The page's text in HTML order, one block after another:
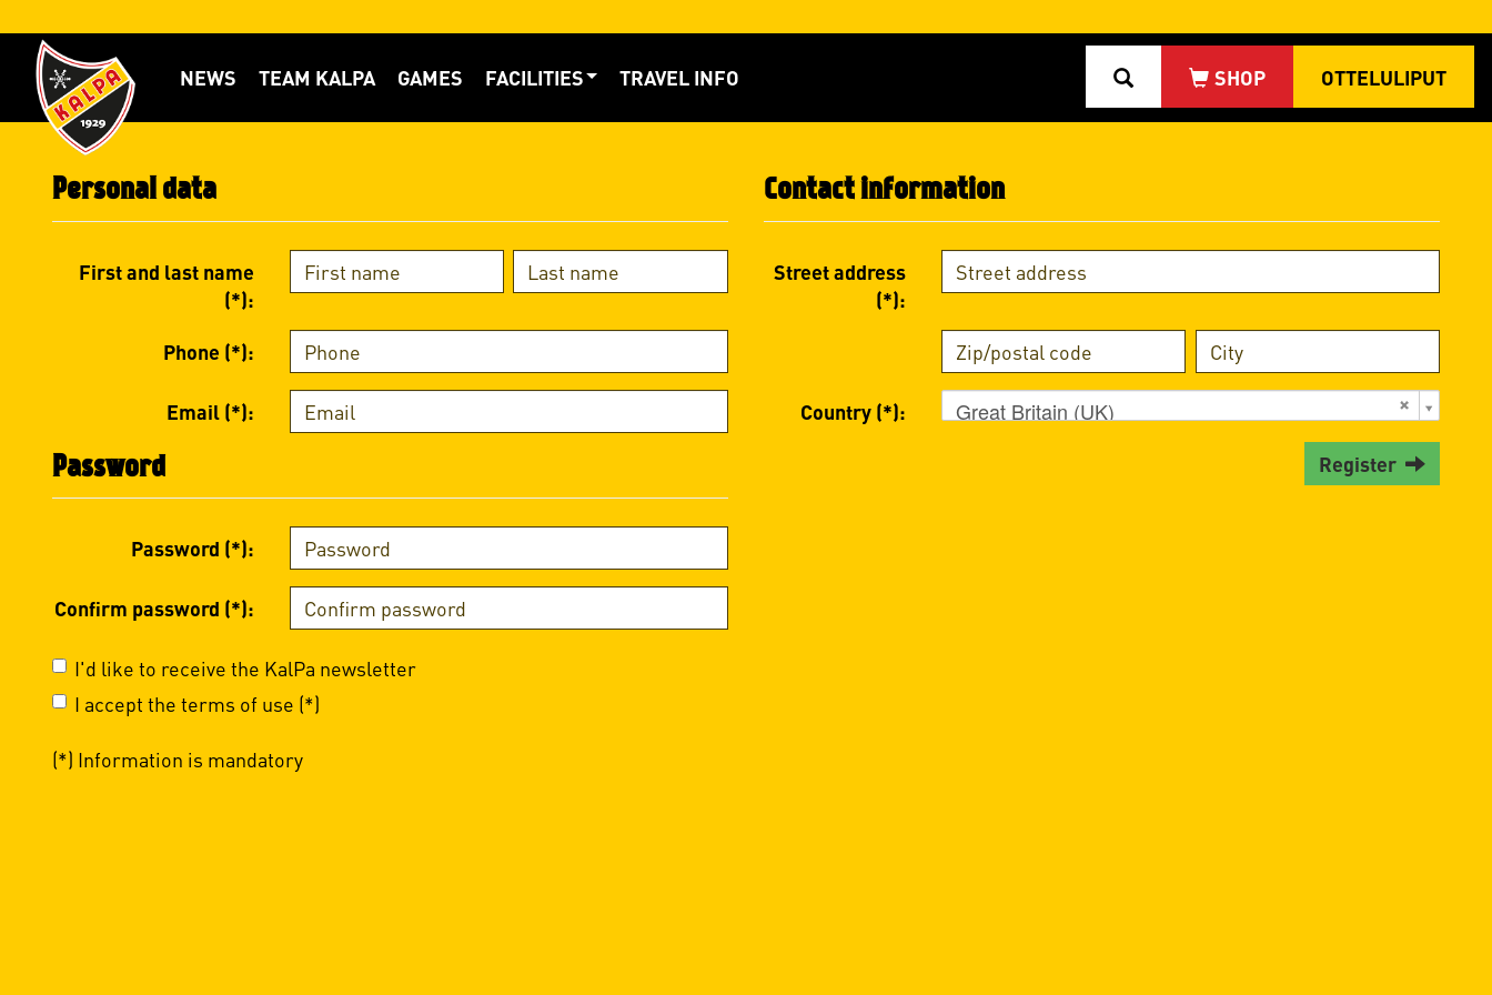
OTTELULIPUT
NEWS TEAM KALPA GAMES FACILITIES TRAVEL INFO
Personal data
First and last name
(*):
Phone (*):
Email (*):
Password
Password (*):
Confirm password (*):
Contact information
Street address
(*):
Country (*): Great Britain (UK)
Register
I'd like to receive the KalPa newsletter
I accept the terms of use (*)
(*) Information is mandatory